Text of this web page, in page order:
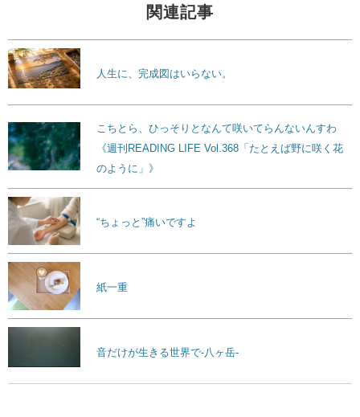
関連記事
人生に、完成図はいらない。
こちとら、ひっそりとなんて咲いてらんないんすわ
《週刊READING LIFE Vol.368「たとえば野に咲く花
のように」》
“ちょっと”痛いですよ
紙一重
音だけが生きる世界で-八ヶ岳-